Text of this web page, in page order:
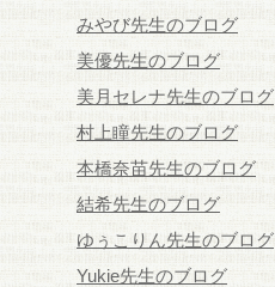
みやび先生のブログ
美優先生のブログ
美月セレナ先生のブログ
村上瞳先生のブログ
本橋奈苗先生のブログ
結希先生のブログ
ゆぅこりん先生のブログ
Yukie先生のブログ